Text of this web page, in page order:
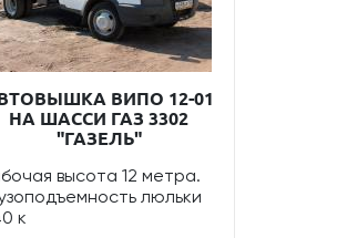
ВИПО 12-01
НА ШАССИ ГАЗ 3302
"ГАЗЕЛЬ"
высота 12 метра.
люльки
к